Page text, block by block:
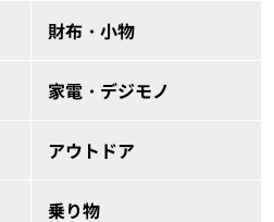
財布・小物
家電・デジモノ
アウトドア
乗り物